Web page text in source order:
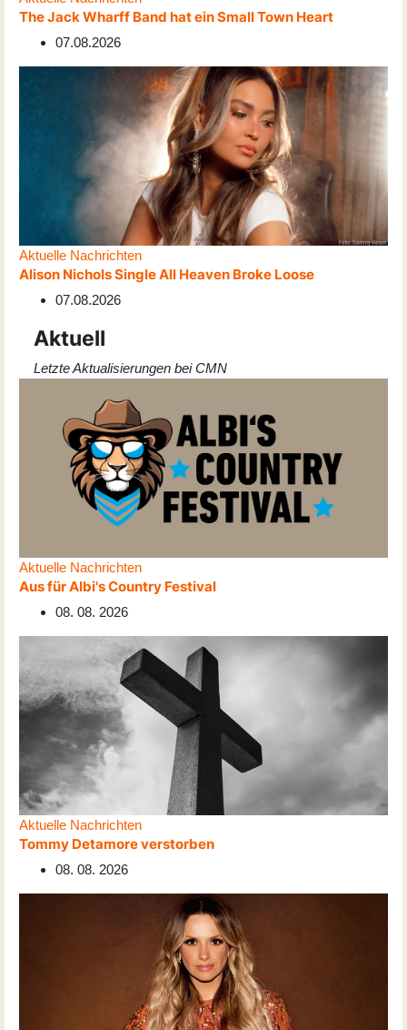
The Jack Wharff Band hat ein Small Town Heart
07.08.2026
Aktuelle Nachrichten
Alison Nichols Single All Heaven Broke Loose
07.08.2026
Aktuell
Letzte Aktualisierungen bei CMN
Aktuelle Nachrichten
Aus für Albi's Country Festival
08. 08. 2026
Aktuelle Nachrichten
Tommy Detamore verstorben
08. 08. 2026